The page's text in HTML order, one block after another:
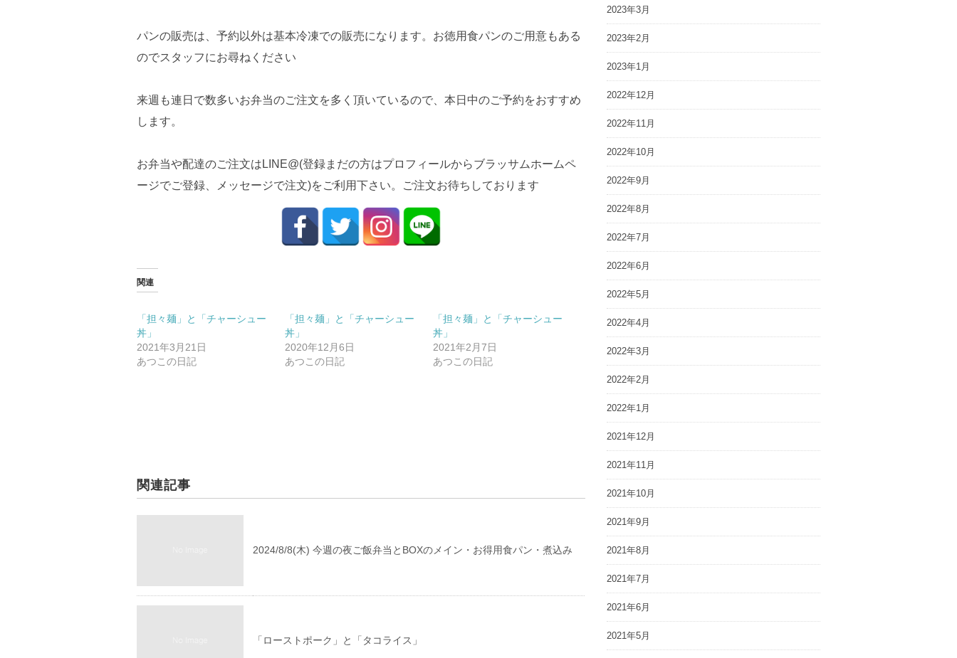
パンの販売は、予約以外は基本冷凍での販売になります。お徳用食パンのご用意もある
のでスタッフにお尋ねください
来週も連日で数多いお弁当のご注文を多く頂いているので、本日中のご予約をおすすめ
します。
お弁当や配達のご注文はLINE@(登録まだの方はプロフィールからブラッサムホームペ
ージでご登録、メッセージで注文)をご利用下さい。ご注文お待ちしております
関連
「担々麺」と「チャーシュー
丼」
2021年3月21日
あつこの日記
「担々麺」と「チャーシュー
丼」
2020年12月6日
あつこの日記
「担々麺」と「チャーシュー
丼」
2021年2月7日
あつこの日記
関連記事
2024/8/8(木) 今週の夜ご飯弁当とBOXのメイン・お得用食パン・煮込み
「ローストポーク」と「タコライス」
2023年3月
2023年2月
2023年1月
2022年12月
2022年11月
2022年10月
2022年9月
2022年8月
2022年7月
2022年6月
2022年5月
2022年4月
2022年3月
2022年2月
2022年1月
2021年12月
2021年11月
2021年10月
2021年9月
2021年8月
2021年7月
2021年6月
2021年5月